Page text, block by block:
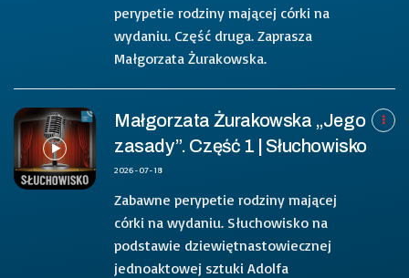
perypetie rodziny mającej córki na
wydaniu. Część druga. Zaprasza
Małgorzata Żurakowska.
Małgorzata Żurakowska „Jego
zasady”. Część 1 | Słuchowisko
2026-07-18
Zabawne perypetie rodziny mającej
córki na wydaniu. Słuchowisko na
podstawie dziewiętnastowiecznej
jednoaktowej sztuki Adolfa